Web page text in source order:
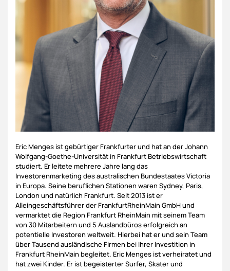
Eric Menges ist gebürtiger Frankfurter und hat an der Johann
Wolfgang-Goethe-Universität in Frankfurt Betriebswirtschaft
studiert. Er leitete mehrere Jahre lang das
Investorenmarketing des australischen Bundestaates Victoria
in Europa. Seine beruflichen Stationen waren Sydney, Paris,
London und natürlich Frankfurt. Seit 2013 ist er
Alleingeschäftsführer der FrankfurtRheinMain GmbH und
vermarktet die Region Frankfurt RheinMain mit seinem Team
von 30 Mitarbeitern und 5 Auslandbüros erfolgreich an
potentielle Investoren weltweit. Hierbei hat er und sein Team
über Tausend ausländische Firmen bei Ihrer Investition in
Frankfurt RheinMain begleitet. Eric Menges ist verheiratet und
hat zwei Kinder. Er ist begeisterter Surfer, Skater und